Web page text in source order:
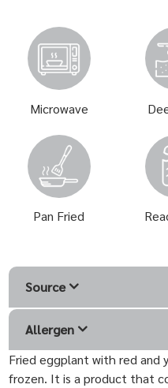
Microwave
Pan Fried
Source
Allergen
Fried eggplant with red and
frozen. It is a product that